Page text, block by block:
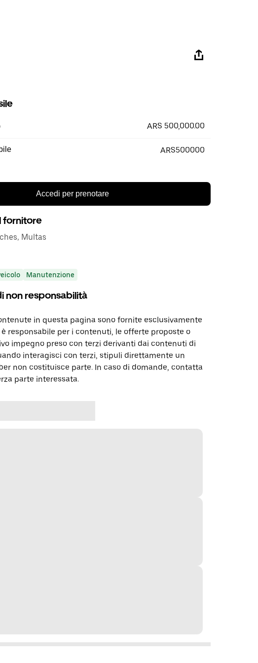
ARS 500,000.00
ARS500000
Accedi per prenotare
fornitore
Multas
Manutenzione
non responsabilità
in questa pagina sono fornite esclusivamente
è responsabile per i contenuti, le offerte proposte o
impegno preso con terzi derivanti dai contenuti di
interagisci con terzi, stipuli direttamente un
non costituisce parte. In caso di domande, contatta
parte interessata.